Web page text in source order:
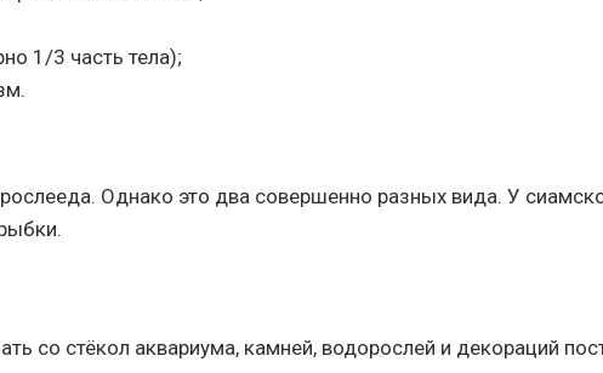
1/3 часть тела);
Однако это два совершенно разных вида. У
со стёкол аквариума, камней, водорослей и декораций